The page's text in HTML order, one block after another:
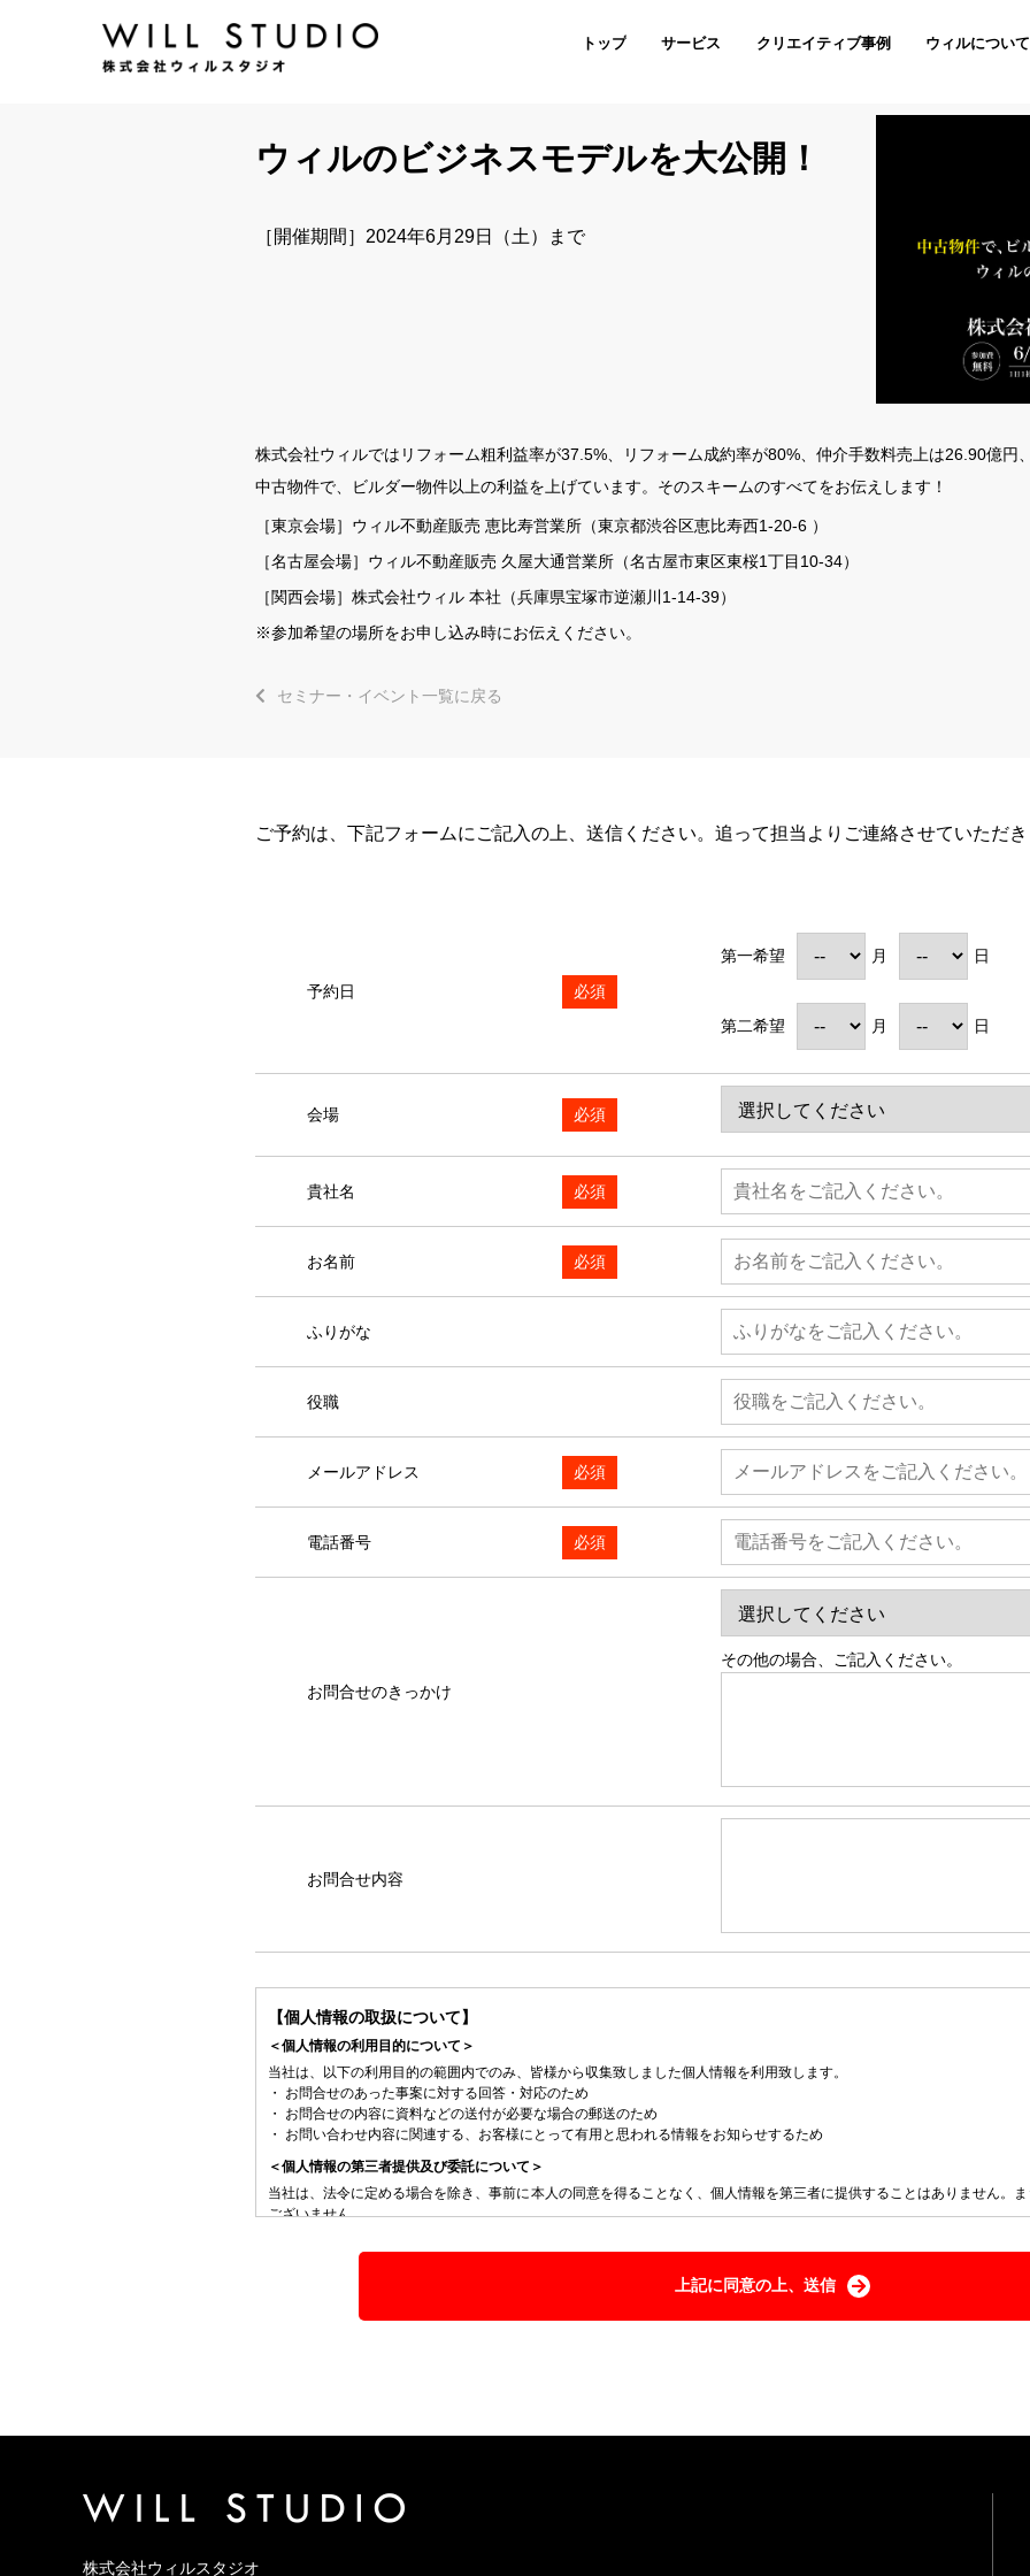
トップ サービス クリエイティブ事例 ウィルについて
ウィルのビジネスモデルを大公開！
［開催期間］2024年6月29日（土）まで
株式会社ウィルではリフォーム粗利益率が37.5%、リフォーム成約率が80%、仲介手数料売上は26.90億円
中古物件で、ビルダー物件以上の利益を上げています。そのスキームのすべてをお伝えします！
［東京会場］ ウィル不動産販売 恵比寿営業所 （東京都渋谷区恵比寿西1-20-6 ）
［名古屋会場］ ウィル不動産販売 久屋大通営業所 （名古屋市東区東桜1丁目10-34）
［関西会場］ 株式会社ウィル 本社 （兵庫県宝塚市逆瀬川1-14-39）
※参加希望の場所をお申し込み時にお伝えください。
セミナー・イベント一覧に戻る
ご予約は、下記フォームにご記入の上、送信ください。追って担当よりご連絡させていただ
予約日 必須
第一希望 月 日
第二希望 月 日
会場 必須
貴社名 必須
お名前 必須
ふりがな
役職
メールアドレス 必須
電話番号 必須
お問合せのきっかけ
その他の場合、ご記入ください。
お問合せ内容
【個人情報の取扱について】
＜個人情報の利用目的について＞
当社は、以下の利用目的の範囲内でのみ、皆様から収集致しました個人情報を利用致します。
・ お問合せのあった事案に対する回答・対応のため
・ お問合せの内容に資料などの送付が必要な場合の郵送のため
・ お問い合わせ内容に関連する、お客様にとって有用と思われる情報をお知らせするため
＜個人情報の第三者提供及び委託について＞
当社は、法令に定める場合を除き、事前に本人の同意を得ることなく、個人情報を第三者に提供することはありません。
ございません。
個人情報の提供は任意でございますが、お問合せに必要な個人情報をご提供いただけなかった場合は、質問に対するご回
＜個人情報の通知・開示・訂正・追加・削除・利用停止・提供停止について＞
個人情報保護管理者：水野 真育
上記に同意の上、送信
株式会社ウィルスタジオ